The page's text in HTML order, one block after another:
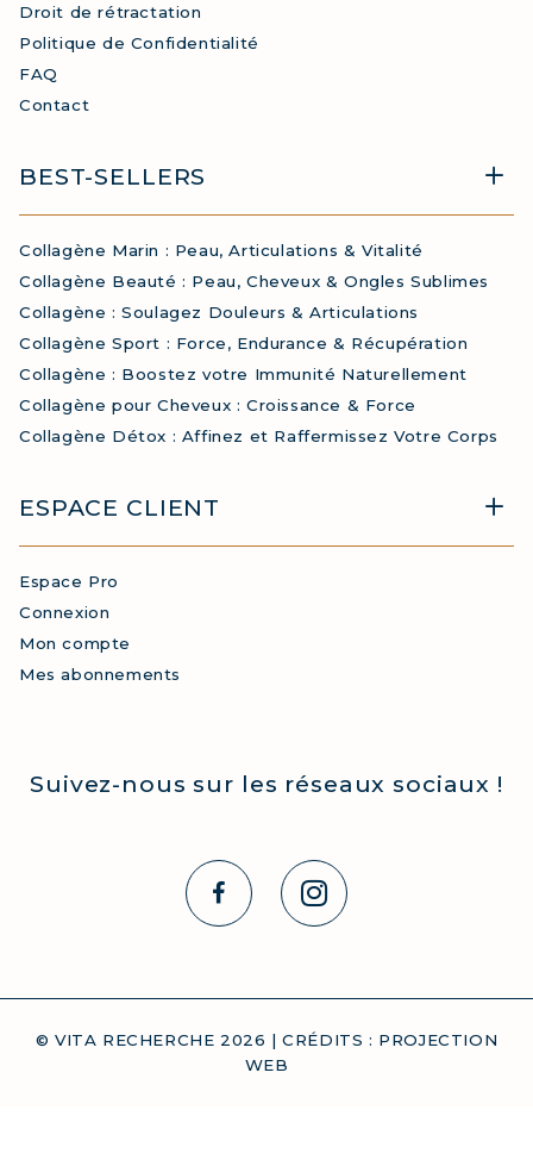
Droit de rétractation
Politique de Confidentialité
FAQ
Contact
BEST-SELLERS
Collagène Marin : Peau, Articulations & Vitalité
Collagène Beauté : Peau, Cheveux & Ongles Sublimes
Collagène : Soulagez Douleurs & Articulations
Collagène Sport : Force, Endurance & Récupération
Collagène : Boostez votre Immunité Naturellement
Collagène pour Cheveux : Croissance & Force
Collagène Détox : Affinez et Raffermissez Votre Corps
ESPACE CLIENT
Espace Pro
Connexion
Mon compte
Mes abonnements
Suivez-nous sur les réseaux sociaux !
© VITA RECHERCHE 2026 | CRÉDITS : PROJECTION
WEB